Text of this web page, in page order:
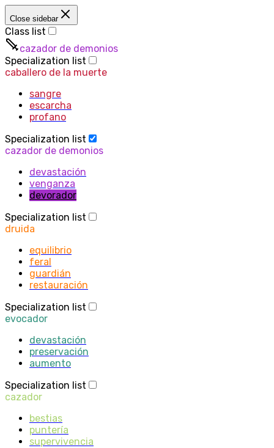
Close sidebar
Class list
cazador de demonios
Specialization list
caballero de la muerte
sangre
escarcha
profano
Specialization list
cazador de demonios
devastación
venganza
devorador
Specialization list
druida
equilibrio
feral
guardián
restauración
Specialization list
evocador
devastación
preservación
aumento
Specialization list
cazador
bestias
puntería
supervivencia